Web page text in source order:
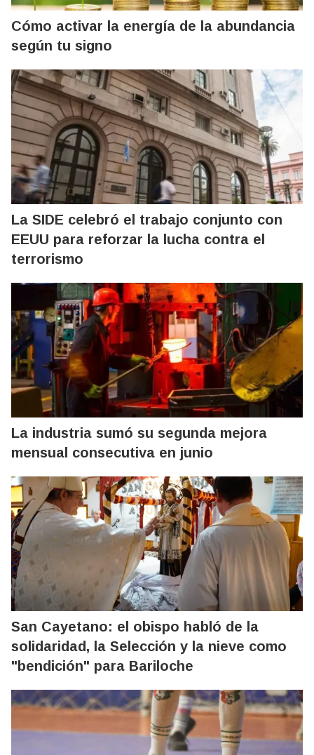
Cómo activar la energía de la abundancia
según tu signo
La SIDE celebró el trabajo conjunto con
EEUU para reforzar la lucha contra el
terrorismo
La industria sumó su segunda mejora
mensual consecutiva en junio
San Cayetano: el obispo habló de la
solidaridad, la Selección y la nieve como
"bendición" para Bariloche